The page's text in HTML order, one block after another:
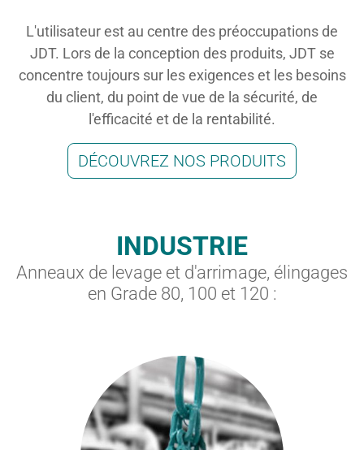
L'utilisateur est au centre des préoccupations de
JDT. Lors de la conception des produits, JDT se
concentre toujours sur les exigences et les besoins
du client, du point de vue de la sécurité, de
l'efficacité et de la rentabilité.
DÉCOUVREZ NOS PRODUITS
INDUSTRIE
Anneaux de levage et d'arrimage, élingages
en Grade 80, 100 et 120 :